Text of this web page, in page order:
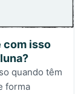
com isso
quando têm
forma